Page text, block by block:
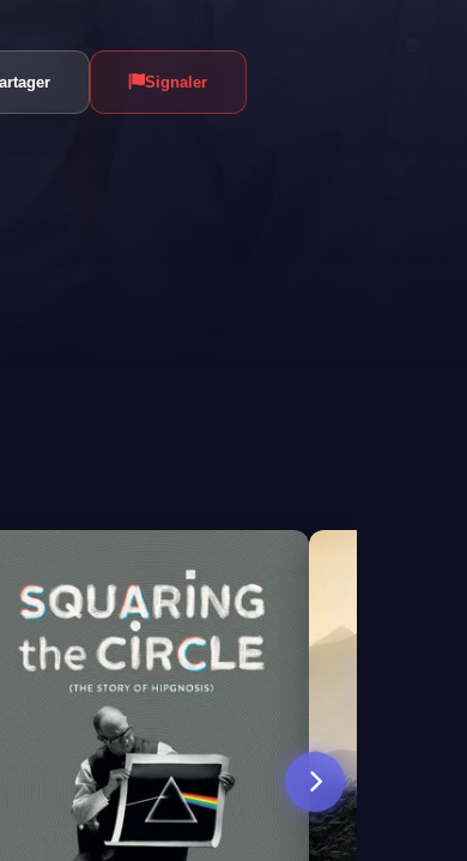
Signaler